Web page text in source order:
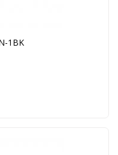
1BK